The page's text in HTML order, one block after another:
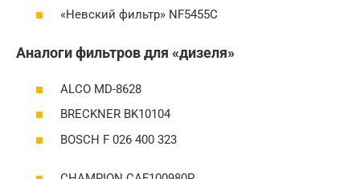
«Невский фильтр» NF5455C
Аналоги фильтров для «дизеля»
ALCO MD-8628
BRECKNER BK10104
BOSCH F 026 400 323